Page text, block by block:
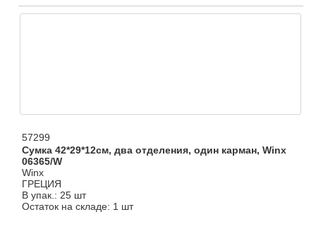
57299
Сумка 42*29*12см, два отделения, один карман, Winx
06365/W
Winx
ГРЕЦИЯ
В упак.: 25 шт
Остаток на складе: 1 шт